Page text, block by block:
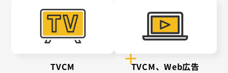
TVCM
TVCM、Web広告